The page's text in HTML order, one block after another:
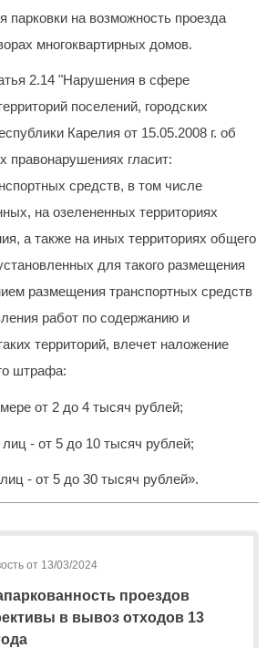
парковки на возможность проезда
многоквартирных домов.
2.14 "Нарушения в сфере
поселений, городских
Карелия от 15.05.2008 г. об
правонарушениях гласит:
средств, в том числе
на озелененных территориях
а также на иных территориях общего
для такого размещения
размещения транспортных средств
работ по содержанию и
территорий, влечет наложение
штрафа:
от 2 до 4 тысяч рублей;
- от 5 до 10 тысяч рублей;
- от 5 до 30 тысяч рублей».
от 13/03/2024
проездов
в вывоз отходов 13